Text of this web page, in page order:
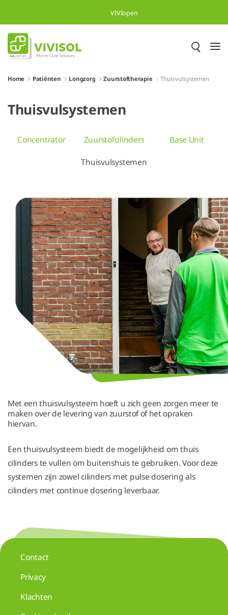
Overslaan en naar hoofdinhoud gaan
VIVIopen
Home Patiënten Longzorg Zuurstoftherapie Thuisvulsystemen
Thuisvulsystemen
Concentrator Zuurstofcilinders
Base Unit
Thuisvulsystemen
Met een thuisvulsysteem hoeft u zich geen zorgen meer te
maken over de levering van zuurstof of het opraken
hiervan.
Een thuisvulsysteem biedt de mogelijkheid om thuis
cilinders te vullen om buitenshuis te gebruiken. Voor deze
systemen zijn zowel cilinders met pulse dosering als
cilinders met continue dosering leverbaar.
Contact
Privacy
Klachten